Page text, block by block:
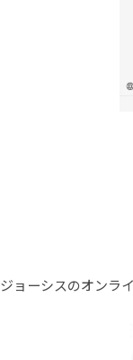
ジョーシスのオンラ